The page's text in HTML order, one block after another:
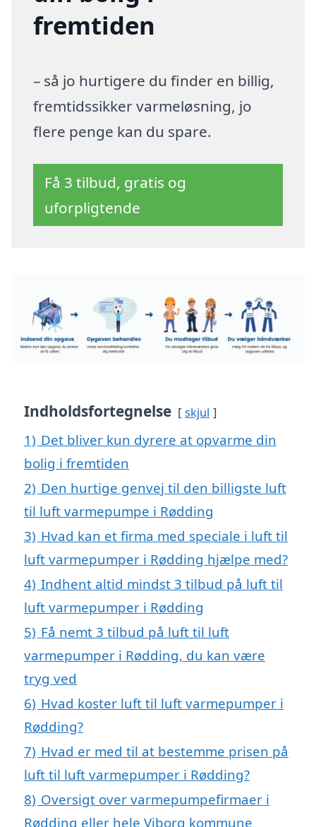
fremtiden
– så jo hurtigere du finder en billig,
fremtidssikker varmeløsning, jo
flere penge kan du spare.
Få 3 tilbud, gratis og
uforpligtende
Indholdsfortegnelse skjul
1) Det bliver kun dyrere at opvarme din
bolig i fremtiden
2) Den hurtige genvej til den billigste luft
til luft varmepumpe i Rødding
3) Hvad kan et firma med speciale i luft til
luft varmepumper i Rødding hjælpe med?
4) Indhent altid mindst 3 tilbud på luft til
luft varmepumper i Rødding
5) Få nemt 3 tilbud på luft til luft
varmepumper i Rødding, du kan være
tryg ved
6) Hvad koster luft til luft varmepumper i
Rødding?
7) Hvad er med til at bestemme prisen på
luft til luft varmepumper i Rødding?
8) Oversigt over varmepumpefirmaer i
Rødding eller hele Viborg kommune